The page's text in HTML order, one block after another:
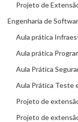
Projeto de
Engenharia de
Aula prática
Aula prática
Aula Prática
Aula Prática Teste
Projeto de
Projeto de